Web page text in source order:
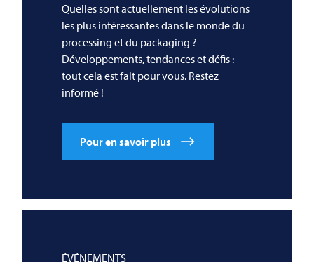
Quelles sont actuellement les évolutions
les plus intéressantes dans le monde du
processing et du packaging ?
Développements, tendances et défis :
tout cela est fait pour vous. Restez
informé !
Pour en savoir plus
ÉVÉNEMENTS